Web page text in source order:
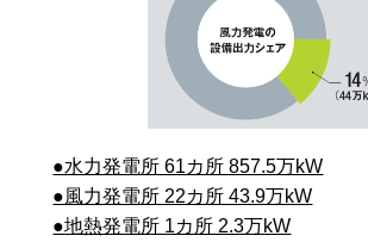
●水力発電所 61カ所 857.5万kW
●風力発電所 22カ所 43.9万kW
●地熱発電所 1カ所 2.3万kW